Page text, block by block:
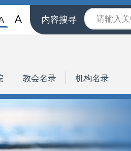
A 内容搜寻
教会名录 机构名录